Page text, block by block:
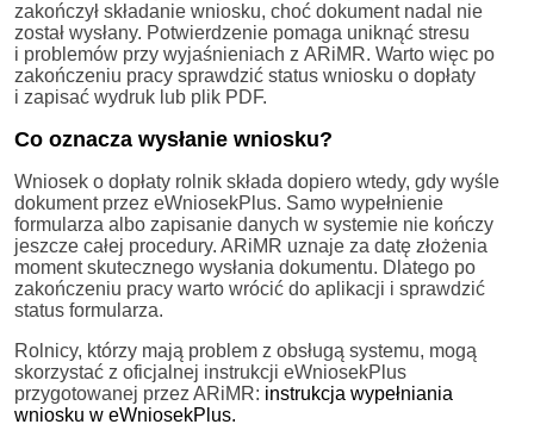
zakończył składanie wniosku, choć dokument nadal nie
został wysłany. Potwierdzenie pomaga uniknąć stresu
i problemów przy wyjaśnieniach z ARiMR. Warto więc po
zakończeniu pracy sprawdzić status wniosku o dopłaty
i zapisać wydruk lub plik PDF.
Co oznacza wysłanie wniosku?
Wniosek o dopłaty rolnik składa dopiero wtedy, gdy wyśle
dokument przez eWniosekPlus. Samo wypełnienie
formularza albo zapisanie danych w systemie nie kończy
jeszcze całej procedury. ARiMR uznaje za datę złożenia
moment skutecznego wysłania dokumentu. Dlatego po
zakończeniu pracy warto wrócić do aplikacji i sprawdzić
status formularza.
Rolnicy, którzy mają problem z obsługą systemu, mogą
skorzystać z oficjalnej instrukcji eWniosekPlus
przygotowanej przez ARiMR: instrukcja wypełniania
wniosku w eWniosekPlus.